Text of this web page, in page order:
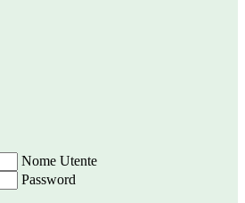
Nome Utente
Password